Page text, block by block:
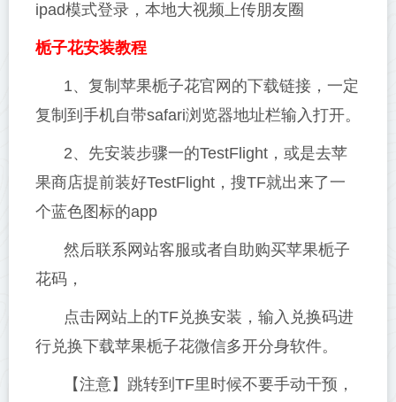
ipad模式登录，本地大视频上传朋友圈
栀子花安装教程
1、复制苹果栀子花官网的下载链接，一定
复制到手机自带safari浏览器地址栏输入打开。
2、先安装步骤一的TestFlight，或是去苹
果商店提前装好TestFlight，搜TF就出来了一
个蓝色图标的app
然后联系网站客服或者自助购买苹果栀子
花码，
点击网站上的TF兑换安装，输入兑换码进
行兑换下载苹果栀子花微信多开分身软件。
【注意】跳转到TF里时候不要手动干预，